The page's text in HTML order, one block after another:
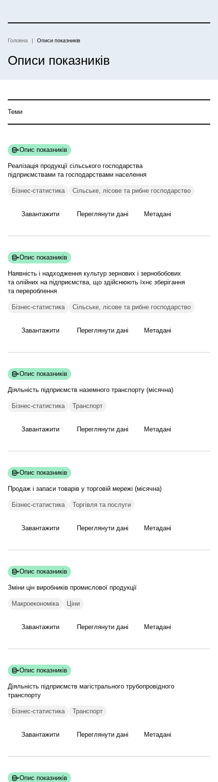
основного
Рядок навіґації
Головна Описи показників
Описи показників
Теми
Опис показників
Реалізація продукції сільського господарства
підприємствами та господарствами населення
Бізнес-статистика Сільське, лісове та рибне господарство
Завантажити Переглянути дані Метадані
Опис показників
Наявність і надходження культур зернових і зернобобових
та олійних на підприємства, що здійснюють їхнє зберігання
та перероблення
Бізнес-статистика Сільське, лісове та рибне господарство
Завантажити Переглянути дані Метадані
Опис показників
Діяльність підприємств наземного транспорту (місячна)
Бізнес-статистика Транспорт
Завантажити Переглянути дані Метадані
Опис показників
Продаж і запаси товарів у торговій мережі (місячна)
Бізнес-статистика Торгівля та послуги
Завантажити Переглянути дані Метадані
Опис показників
Зміни цін виробників промислової продукції
Макроекономіка Ціни
Завантажити Переглянути дані Метадані
Опис показників
Діяльність підприємств магістрального трубопровідного
транспорту
Бізнес-статистика Транспорт
Завантажити Переглянути дані Метадані
Опис показників